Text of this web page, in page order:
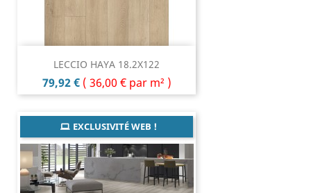
LECCIO HAYA 18.2X122
Prix
79,92 € ( 36,00 € par m² )
EXCLUSIVITÉ WEB !